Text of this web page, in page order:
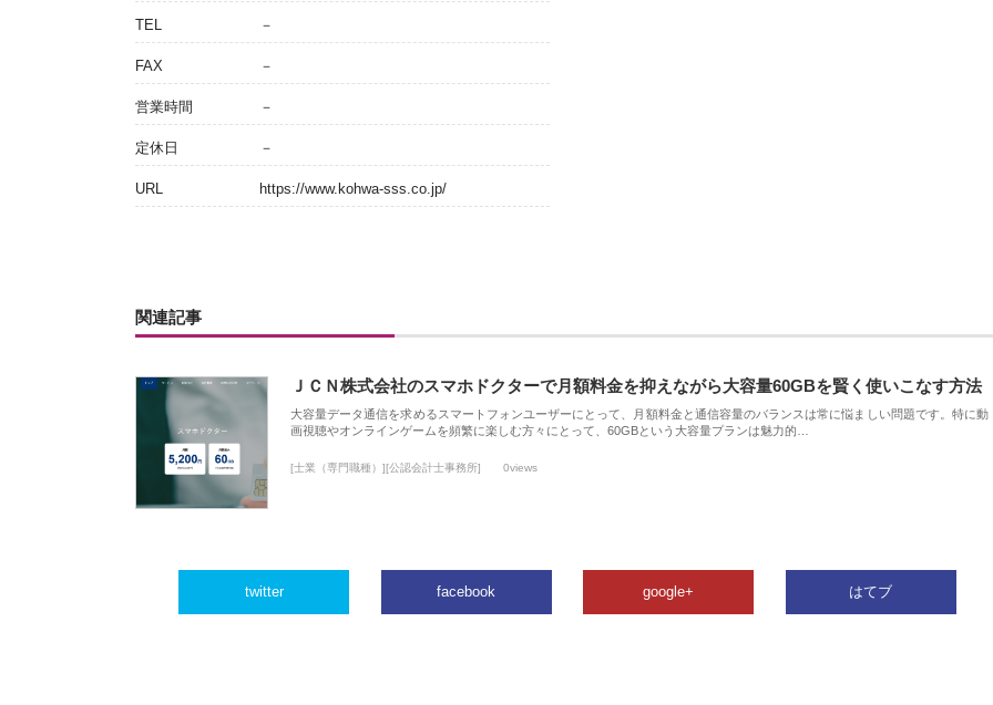
TEL －
FAX －
営業時間 －
定休日 －
URL https://www.kohwa-sss.co.jp/
関連記事
ＪＣＮ株式会社のスマホドクターで月額料金を抑えながら大容量60GBを賢く使いこなす方法
大容量データ通信を求めるスマートフォンユーザーにとって、月額料金と通信容量のバランスは常に悩ましい問題です。特に動
画視聴やオンラインゲームを頻繁に楽しむ方々にとって、60GBという大容量プランは魅力的…
[士業（専門職種）][公認会計士事務所] 0views
twitter facebook google+ はてブ